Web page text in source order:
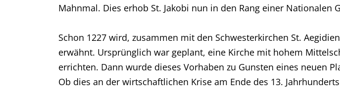
Mahnmal. Dies erhob St. Jakobi nun in den Rang einer Nationalen
Schon 1227 wird, zusammen mit den Schwesterkirchen St.
erwähnt. Ursprünglich war geplant, eine Kirche mit hohem
errichten. Dann wurde dieses Vorhaben zu Gunsten eines neuen
Ob dies an der wirtschaftlichen Krise am Ende des 13.